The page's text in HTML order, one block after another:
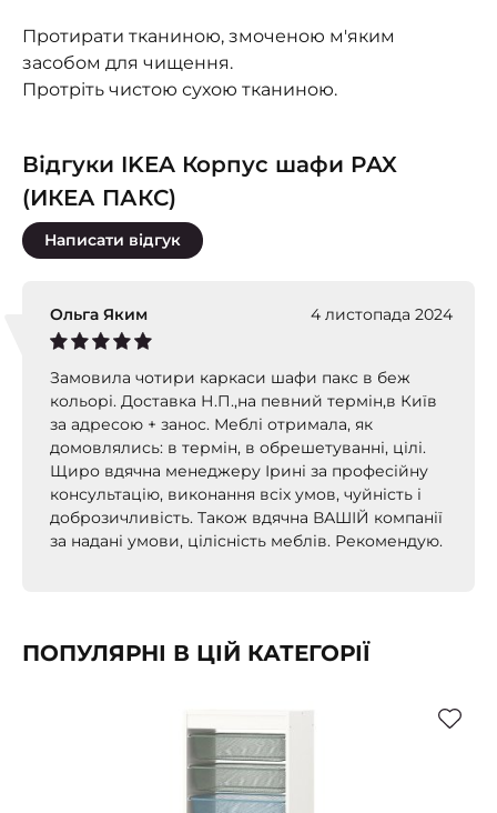
Протирати тканиною, змоченою м'яким
засобом для чищення.
Протріть чистою сухою тканиною.
Відгуки IKEA Корпус шафи PAX
(ИКЕА ПАКС)
Написати відгук
Ольга Яким 4 листопада 2024
Замовила чотири каркаси шафи пакс в беж
кольорі. Доставка Н.П.,на певний термін,в Київ
за адресою + занос. Меблі отримала, як
домовлялись: в термін, в обрешетуванні, цілі.
Щиро вдячна менеджеру Ірині за професійну
консультацію, виконання всіх умов, чуйність і
доброзичливість. Також вдячна ВАШІЙ компанії
за надані умови, цілісність меблів. Рекомендую.
ПОПУЛЯРНІ В ЦІЙ КАТЕГОРІЇ